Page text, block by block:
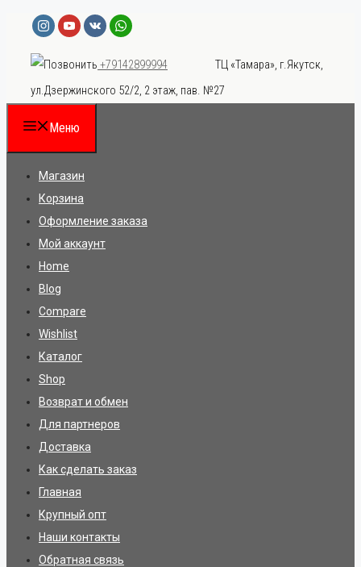
Перейти
содержимому
+79142899994
ТЦ «Тамара», г.Якутск,
ул.Дзержинского 52/2, 2 этаж, пав. №27
Меню
Магазин
Корзина
Оформление заказа
Мой аккаунт
Home
Blog
Compare
Wishlist
Каталог
Shop
Возврат и обмен
Для партнеров
Доставка
Как сделать заказ
Главная
Крупный опт
Наши контакты
Обратная связь